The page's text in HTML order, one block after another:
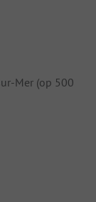
Mer (op 500